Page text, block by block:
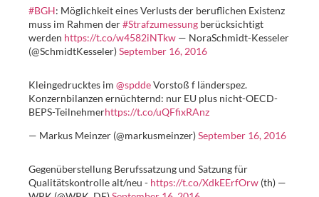
#BGH: Möglichkeit eines Verlusts der beruflichen Existenz
muss im Rahmen der#Strafzumessung berücksichtigt
werden https://t.co/w4582iNTkw — NoraSchmidt-Kesseler
(@SchmidtKesseler)September 16, 2016
Kleingedrucktes im @spddeVorstoß f länderspez.
Konzernbilanzen ernüchternd: nur EU plus nicht-OECD-
BEPS-Teilnehmerhttps://t.co/uQFfixRAnz
— Markus Meinzer (@markusmeinzer)September 16, 2016
Gegenüberstellung Berufssatzung und Satzung für
Qualitätskontrolle alt/neu - https://t.co/XdkEErfOrw (th) —